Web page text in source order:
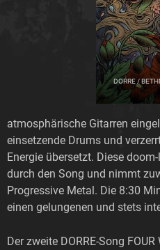
DORRE /
atmosphärische Gitarren
einsetzende Drums und
Energie übersetzt. Diese
durch den Song und nimmt
Progressive Metal. Die 8:30
einen gelungenen und stets
Der zweite DORRE-Song